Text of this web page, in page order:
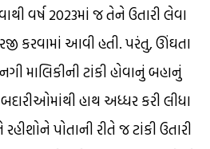
વર્ષ 2023માં જ તેને ઉતારી લેવા
કરવામાં આવી હતી. પરંતુ, ઊંઘતા
માલિકીની ટાંકી હોવાનું બહાનું
હાથ અધ્ધર કરી લીધા
પોતાની રીતે જ ટાંકી ઉતારી